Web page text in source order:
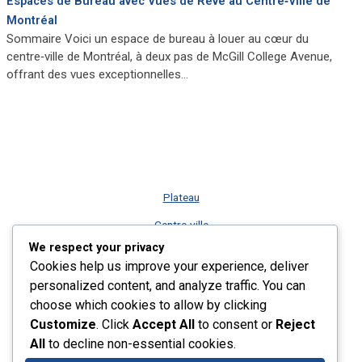
Montréal
Sommaire Voici un espace de bureau à louer au cœur du
centre‑ville de Montréal, à deux pas de McGill College Avenue,
offrant des vues exceptionnelles…
Plateau
Centre-ville
Vieux-Montréal
Rive-Sud
Nos services
Plus récents listings
We respect your privacy
Cookies help us improve your experience, deliver
personalized content, and analyze traffic. You can
choose which cookies to allow by clicking
Customize. Click Accept All to consent or Reject
All to decline non-essential cookies.